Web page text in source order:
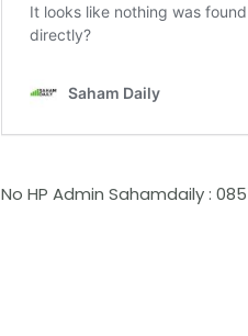
No HP Admin Sahamdaily :